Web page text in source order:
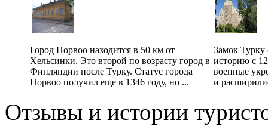
Город Порвоо находится в 50 км от
Хельсинки. Это второй по возрасту город в
Финляндии после Турку. Статус города
Порвоо получил еще в 1346 году, но ...
Замок Турку
историю с
военные
и
Отзывы и истории